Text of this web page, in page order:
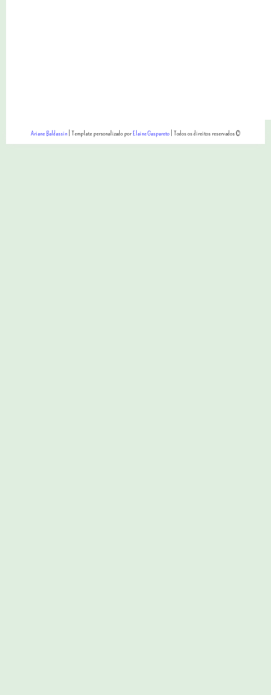
Ariane Baldassin| Template personalizado porElaine Gaspareto| Todos os direitos reservados ©